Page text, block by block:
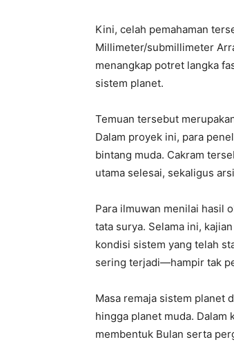
Kini, celah pemahaman
Millimeter/submillimeter
menangkap potret langka
sistem planet.
Temuan tersebut
Dalam proyek ini, para
bintang muda. Cakram
utama selesai, sekaligus
Para ilmuwan menilai hasil
tata surya. Selama ini,
kondisi sistem yang telah
sering terjadi—hampir tak
Masa remaja sistem planet
hingga planet muda. Dalam
membentuk Bulan serta